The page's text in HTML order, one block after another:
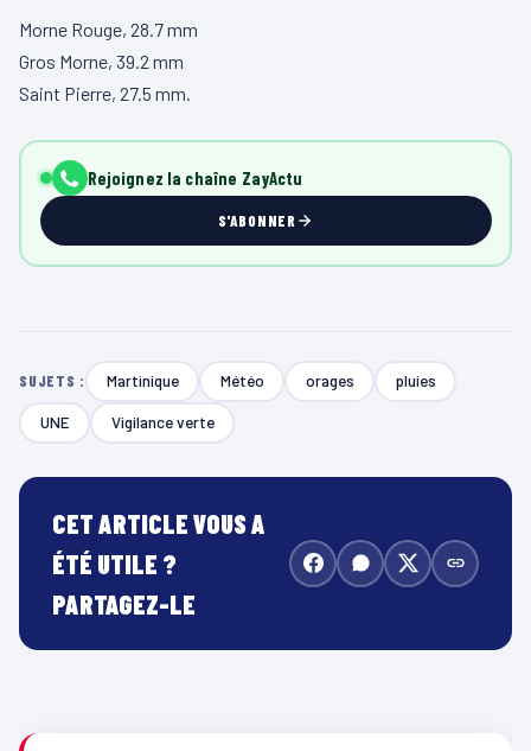
Morne Rouge, 28.7 mm
Gros Morne, 39.2 mm
Saint Pierre, 27.5 mm.
Rejoignez la chaîne ZayActu
S'ABONNER
SUJETS : Martinique Météo orages pluies
UNE Vigilance verte
CET ARTICLE VOUS A
ÉTÉ UTILE ?
PARTAGEZ-LE